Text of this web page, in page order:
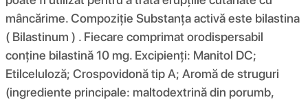
mâncărime. Compoziţie Substanța activă este bilastina
( Bilastinum ) . Fiecare comprimat orodispersabil
conține bilastină 10 mg. Excipienți: Manitol DC;
Etilceluloză; Crospovidonă tip A; Aromă de struguri
(ingrediente principale: maltodextrină din porumb,